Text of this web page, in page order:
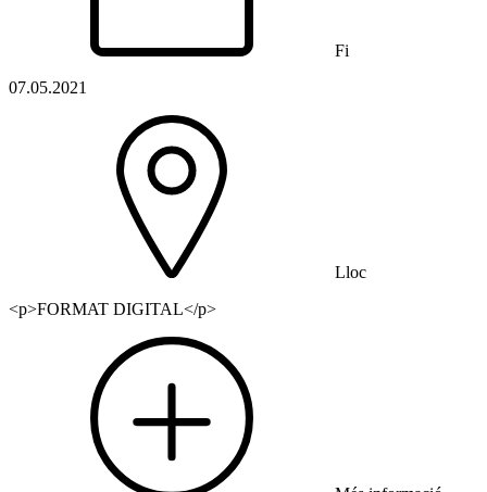
Fi
07.05.2021
Lloc
<p>FORMAT DIGITAL</p>